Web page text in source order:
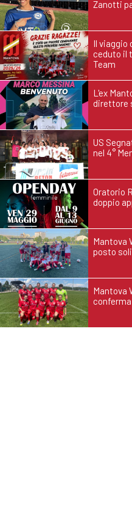
Zanotti
Il viaggio
ceduto il
Team
L'ex
direttore
US
nel 4°
Oratorio
doppio
Mantova
posto
Mantova